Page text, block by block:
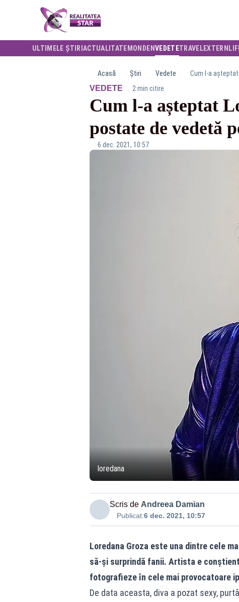
ULTIMELE ȘTIRI ACTUALITATE MONDENVEDETETRAVELEXTERN
Acasă Știri Vedete Cum l-a
VEDETE· 2 min citire
Cum l-a așteptat
postate de vedetă
6 dec. 2021, 10:57
loredana
Scris de Andreea Damian
Publicat:6 dec. 2021, 10:57
Loredana Groza este una dintre cele
să-și surprindă fanii. Artista e
fotografieze în cele mai provocatoare
De data aceasta, diva a pozat sexy,